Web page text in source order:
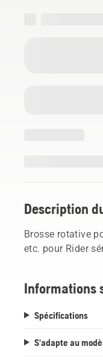
Description
Brosse rotative
etc. pour Rider
Informations
Spécifications
S'adapte au